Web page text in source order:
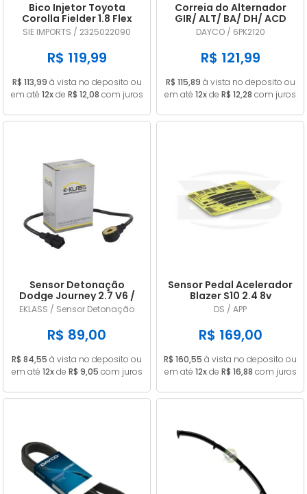
Bico Injetor Toyota
Corolla Fielder 1.8 Flex
2009 2010 2011 2012 2013
2325022090
SIE IMPORTS / 2325022090
R$ 119,99
R$ 113,99 à vista no deposito ou
em até 12xde R$ 12,08 com juros
Correia do Alternador
GIR/ ALT/ BA/ DH/ ACD
DAYCO 6PK2120
DAYCO / 6PK2120
R$ 121,99
R$ 115,89 à vista no deposito ou
em até 12xde R$ 12,28 com juros
Sensor Detonação
Dodge Journey 2.7 V6 /
Challenger 3.5 V6
4609093AE / 4606093AD
EKLASS / Sensor Detonação
R$ 89,00
R$ 84,55 à vista no deposito ou
em até 12xde R$ 9,05 com juros
Sensor Pedal Acelerador
Blazer S10 2.4 8v
Gasolina 2006/2011
DS / APP
R$ 169,00
R$ 160,55 à vista no deposito ou
em até 12xde R$ 16,88 com juros